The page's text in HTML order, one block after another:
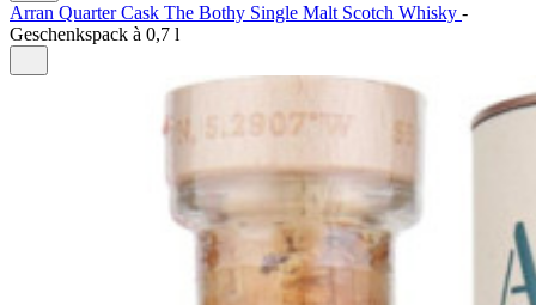
Arran Quarter Cask The Bothy Single Malt Scotch Whisky -
Geschenkspack à 0,7 l